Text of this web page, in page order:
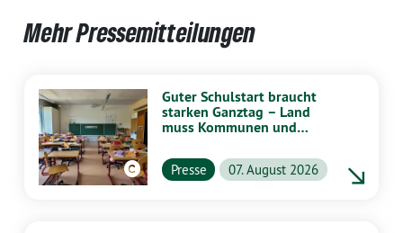
Mehr Pressemitteilungen
Guter Schulstart braucht
starken Ganztag – Land
muss Kommunen und
unterstützen
Presse 07. August 2026